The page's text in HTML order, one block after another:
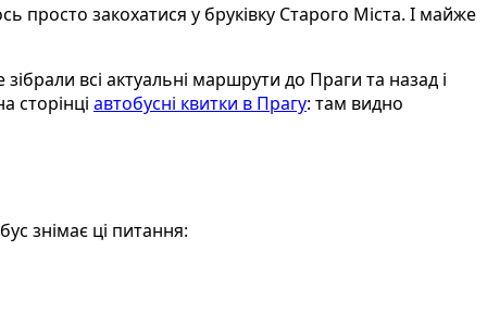
просто закохатися у бруківку Старого Міста. І майже
всі актуальні маршрути до Праги та назад і
сторінці автобусні квитки в Прагу: там видно
знімає ці питання: